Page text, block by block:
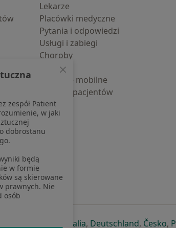
Lekarze
Placówki medyczne
Pytania i odpowiedzi
Usługi i zabiegi
Choroby
Pomoc
Aplikacje mobilne
Blog dla pacjentów
otwiera się w nowej karcie
otwiera się w nowej karcie
otwiera się w nowej karcie
Italiaotwiera się w nowej
, Deutschlandotwiera
, Česko,
zespół Patient
w jaki
dobrostanu
będą
w formie
są skierowane
prawnych. Nie
osób